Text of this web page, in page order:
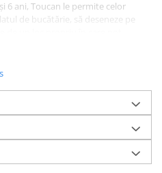
6 ani, Toucan le permite celor
de bucătărie, să deseneze pe
durabilă din
perfectă pentru familiile
de învățare, masă cu scaun,
(29,5 – 41,4 cm).
autonomiei.